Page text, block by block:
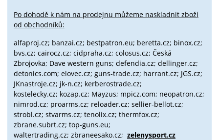
Po dohodě k nám na prodejnu můžeme naskladnit zboží
od obchodníků:
alfaproj.cz; banzai.cz; bestpatron.eu; beretta.cz; binox.cz;
bvs.cz; cairocz.cz; cidpraha.cz; colosus.cz; Česká
Zbrojovka; Dave western guns; defendia.cz; dellinger.cz;
detonics.com; elovec.cz; guns-trade.cz; harrant.cz; JGS.cz;
JKnastroje.cz; jk-n.cz; kerberostrade.cz;
kostelecky.cz; kozap.cz; Mayzus; mpicz.com; neopatron.cz;
nimrod.cz; proarms.cz; reloader.cz; sellier-bellot.cz;
strobl.cz; stvarms.cz; tenolix.cz; thermfox.cz;
zbrane.subrt.cz; top-guns.eu;
waltertrading.cz; zbraneesako.cz; zelenysport.cz